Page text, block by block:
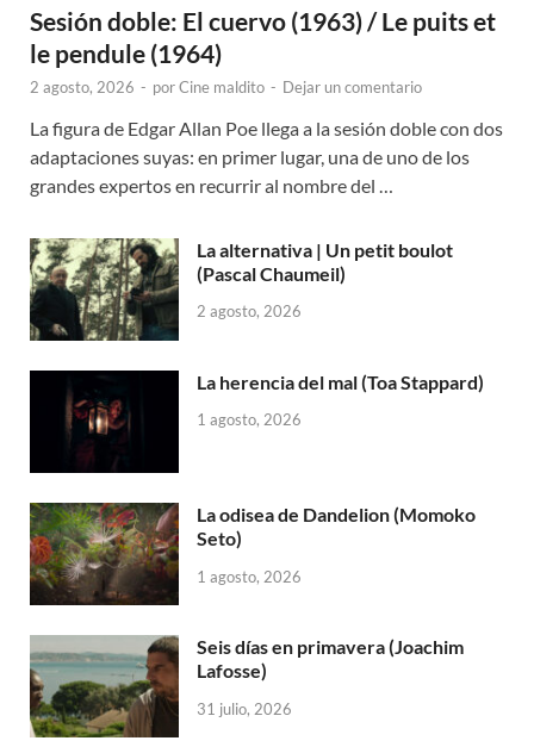
Sesión doble: El cuervo (1963) / Le puits et
le pendule (1964)
2 agosto, 2026 - porCine maldito - Dejar un comentario
La figura de Edgar Allan Poe llega a la sesión doble con dos
adaptaciones suyas: en primer lugar, una de uno de los
grandes expertos en recurrir al nombre del …
La alternativa | Un petit boulot
(Pascal Chaumeil)
2 agosto, 2026
La herencia del mal (Toa Stappard)
1 agosto, 2026
La odisea de Dandelion (Momoko
Seto)
1 agosto, 2026
Seis días en primavera (Joachim
Lafosse)
31 julio, 2026